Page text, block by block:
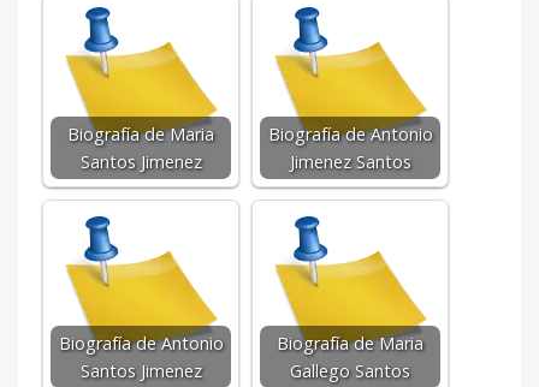
Biografía de Maria
Santos Jimenez
Biografía de Antonio
Jimenez Santos
Biografía de Antonio
Santos Jimenez
Biografía de Maria
Gallego Santos